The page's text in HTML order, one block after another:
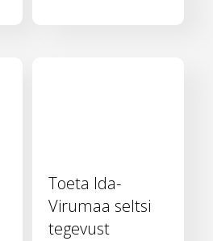
Toeta Ida-
Virumaa seltsi
tegevust